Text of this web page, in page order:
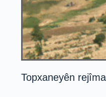
Topxaneyên